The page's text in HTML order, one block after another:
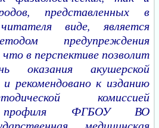
представленных в
виде, является
предупреждения
в перспективе позволит
оказания акушерской
рекомендовано к изданию
комиссией
профиля ФГБОУ ВО